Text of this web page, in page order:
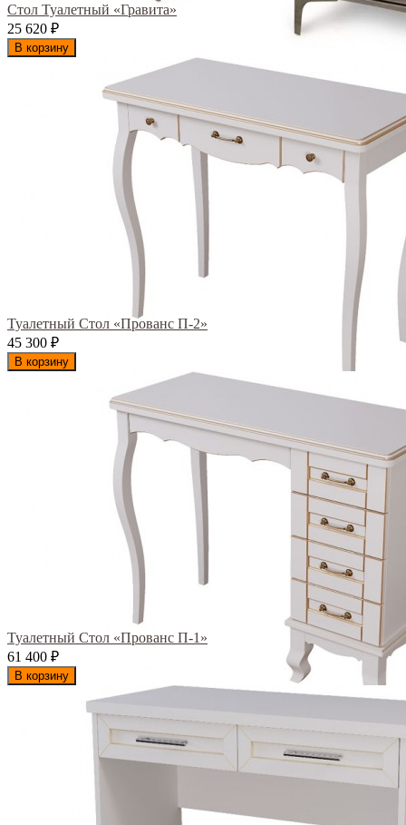
Стол Туалетный «Гравита»
25 620 ₽
В корзину
Туалетный Стол «Прованс П-2»
45 300 ₽
В корзину
Туалетный Стол «Прованс П-1»
61 400 ₽
В корзину